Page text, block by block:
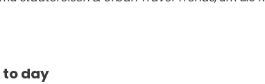
to day